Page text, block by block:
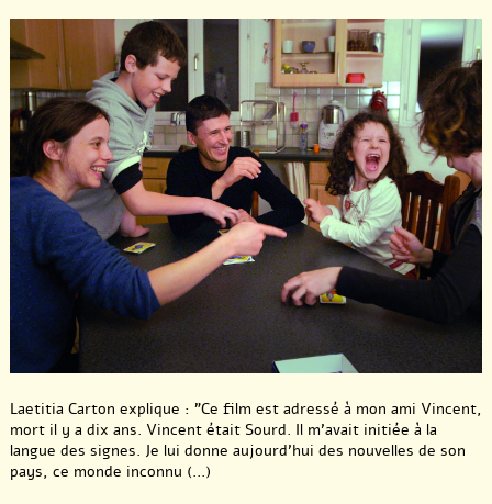
Laetitia Carton explique : "Ce film est adressé à mon ami Vincent,
mort il y a dix ans. Vincent était Sourd. Il m’avait initiée à la
langue des signes. Je lui donne aujourd’hui des nouvelles de son
pays, ce monde inconnu (...)